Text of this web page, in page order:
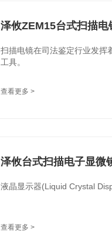
泽攸ZEM15台式扫描
扫描电镜在司法鉴定行业发挥
工具。
查看更多 >
泽攸台式扫描电子显微
液晶显示器(Liquid Crystal
查看更多 >